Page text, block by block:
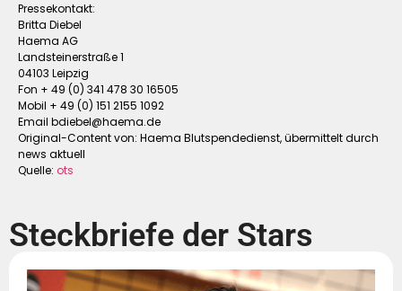
Pressekontakt:
Britta Diebel
Haema AG
Landsteinerstraße 1
04103 Leipzig
Fon + 49 (0) 341 478 30 16505
Mobil + 49 (0) 151 2155 1092
Email bdiebel@haema.de
Original-Content von: Haema Blutspendedienst, übermittelt durch
news aktuell
Quelle: ots
Steckbriefe der Stars